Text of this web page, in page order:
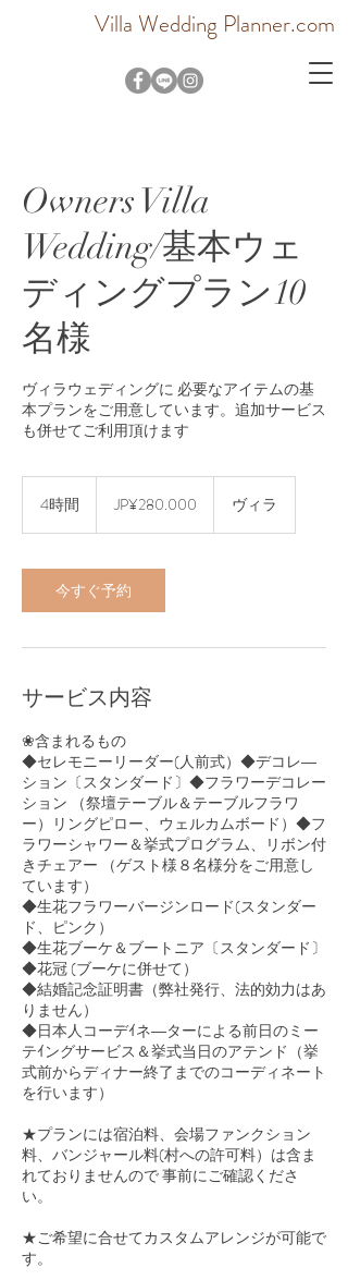
Villa Wedding Planner.com
Owners Villa
Wedding/基本ウェ
ディングプラン10
名様
ヴィラウェディングに 必要なアイテムの基
本プランをご用意しています。追加サービス
も併せてご利用頂けます
4時間
Jepang
JP¥280.000 ヴィラ
今すぐ予約
サービス内容
❀含まれるもの
◆セレモニーリーダー(人前式）◆デコレ―
ション〔スタンダード〕◆フラワーデコレー
ション （祭壇テーブル＆テーブルフラワ
ー）リングピロー、ウェルカムボード）◆フ
ラワーシャワー＆挙式プログラム、リボン付
きチェアー （ゲスト様８名様分をご用意し
ています）
◆生花フラワーバージンロード(スタンダー
ド、ピンク）
◆生花ブーケ＆ブートニア〔スタンダード〕
◆花冠 (ブーケに併せて）
◆結婚記念証明書（弊社発行、法的効力はあ
りません）
◆日本人コーデｲネ―ターによる前日のミー
テｲングサービス＆挙式当日のアテンド（挙
式前からディナー終了までのコーディネート
を行います）
★プランには宿泊料、会場ファンクション
料、バンジャール料(村への許可料）は含ま
れておりませんので 事前にご確認くださ
い。
★ご希望に合せてカスタムアレンジが可能で
す。